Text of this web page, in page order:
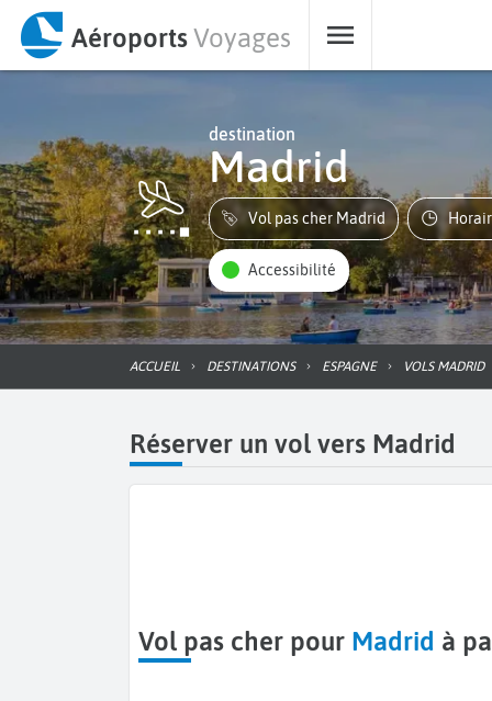
AéroportsVoyages
destination
Madrid
Vol pas cher Madrid
Accessibilité
ACCUEIL DESTINATIONS ESPAGNE VOLS MADRID
Réserver un vol vers Madrid
Vol pas cher pour Madrid à